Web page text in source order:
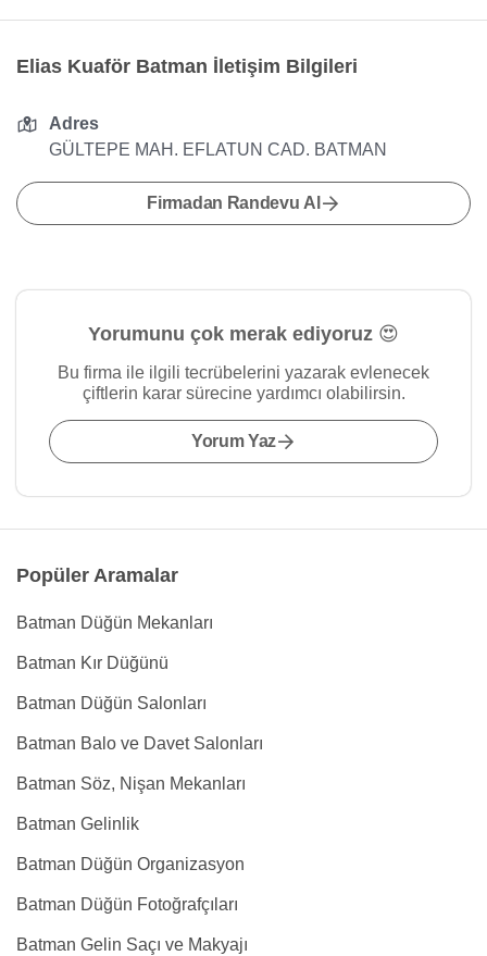
Elias Kuaför Batman İletişim Bilgileri
Adres
GÜLTEPE MAH. EFLATUN CAD. BATMAN
Firmadan Randevu Al
Yorumunu çok merak ediyoruz 😍
Bu firma ile ilgili tecrübelerini yazarak evlenecek
çiftlerin karar sürecine yardımcı olabilirsin.
Yorum Yaz
Popüler Aramalar
Batman Düğün Mekanları
Batman Kır Düğünü
Batman Düğün Salonları
Batman Balo ve Davet Salonları
Batman Söz, Nişan Mekanları
Batman Gelinlik
Batman Düğün Organizasyon
Batman Düğün Fotoğrafçıları
Batman Gelin Saçı ve Makyajı